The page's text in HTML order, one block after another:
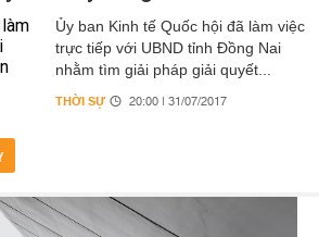
Ủy ban Kinh tế Quốc hội đã làm việc
trực tiếp với UBND tỉnh Đồng Nai
nhằm tìm giải pháp giải quyết...
THỜI SỰ 20:00 | 31/07/2017